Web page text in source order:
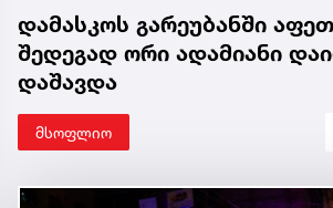
დამასკოს გარეუბანში
შედეგად ორი ადამიანი
დაშავდა
მსოფლიო